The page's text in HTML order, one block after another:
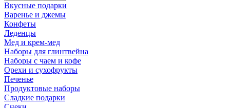
Вкусные подарки
Варенье и джемы
Конфеты
Леденцы
Мед и крем-мед
Наборы для глинтвейна
Наборы с чаем и кофе
Орехи и сухофрукты
Печенье
Продуктовые наборы
Сладкие подарки